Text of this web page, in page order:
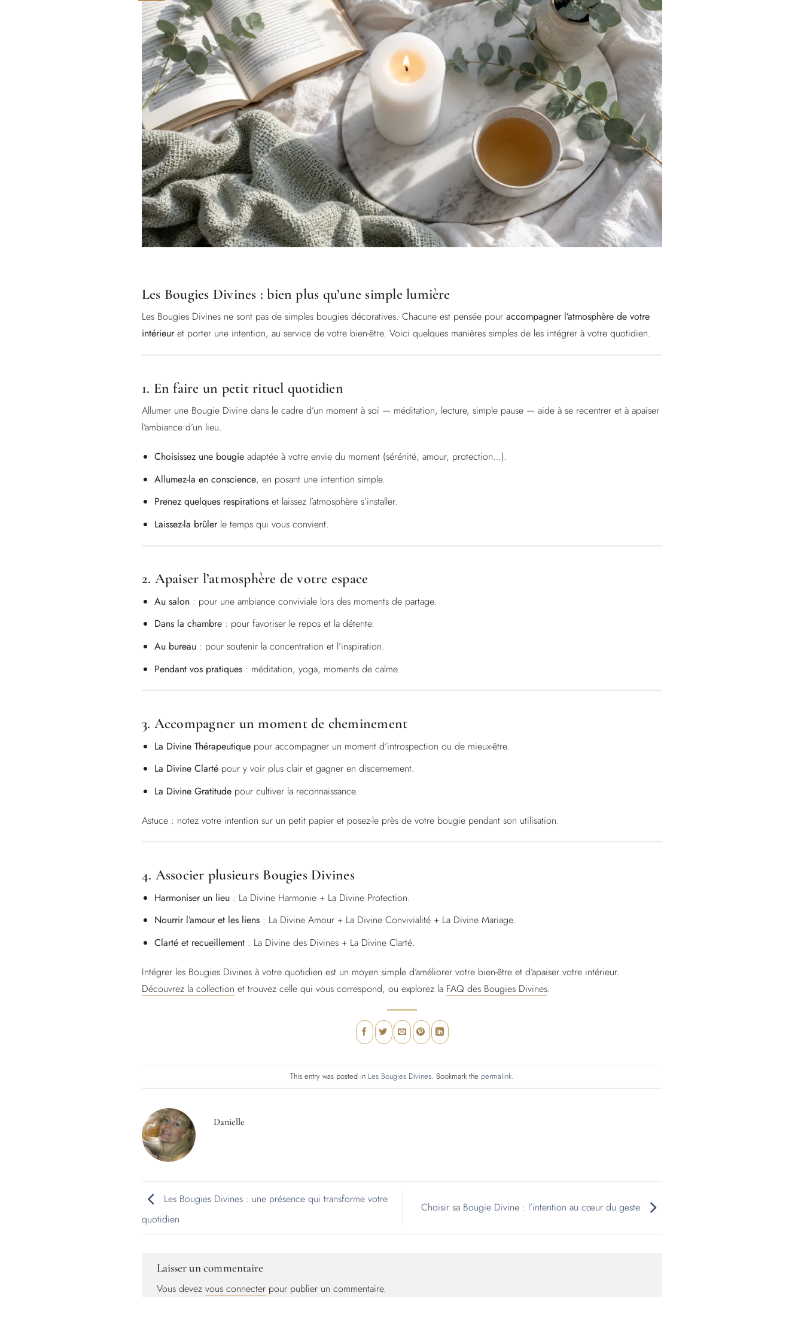
Les Bougies Divines : bien plus qu’une simple lumière
Les Bougies Divines ne sont pas de simples bougies décoratives. Chacune est pensée pour accompagner l’atmosphère de votre
intérieuret porter une intention, au service de votre bien-être. Voici quelques manières simples de les intégrer à votre quotidien.
1. En faire un petit rituel quotidien
Allumer une Bougie Divine dans le cadre d’un moment à soi — méditation, lecture, simple pause — aide à se recentrer et à apaiser
l’ambiance d’un lieu.
Choisissez une bougieadaptée à votre envie du moment (sérénité, amour, protection…).
Allumez-la en conscience, en posant une intention simple.
Prenez quelques respirationset laissez l’atmosphère s’installer.
Laissez-la brûlerle temps qui vous convient.
2. Apaiser l’atmosphère de votre espace
Au salon: pour une ambiance conviviale lors des moments de partage.
Dans la chambre: pour favoriser le repos et la détente.
Au bureau: pour soutenir la concentration et l’inspiration.
Pendant vos pratiques: méditation, yoga, moments de calme.
3. Accompagner un moment de cheminement
La Divine Thérapeutiquepour accompagner un moment d’introspection ou de mieux-être.
La Divine Clartépour y voir plus clair et gagner en discernement.
La Divine Gratitudepour cultiver la reconnaissance.
Astuce : notez votre intention sur un petit papier et posez-le près de votre bougie pendant son utilisation.
4. Associer plusieurs Bougies Divines
Harmoniser un lieu: La Divine Harmonie + La Divine Protection.
Nourrir l’amour et les liens: La Divine Amour + La Divine Convivialité + La Divine Mariage.
Clarté et recueillement: La Divine des Divines + La Divine Clarté.
Intégrer les Bougies Divines à votre quotidien est un moyen simple d’améliorer votre bien-être et d’apaiser votre intérieur.
Découvrez la collection et trouvez celle qui vous correspond, ou explorez la FAQ des Bougies Divines.
This entry was posted in Les Bougies Divines. Bookmark the permalink.
Danielle
Les Bougies Divines : une présence qui transforme votre
quotidien
Choisir sa Bougie Divine : l’intention au cœur du geste
Laisser un commentaire
Vous devez vous connecter pour publier un commentaire.